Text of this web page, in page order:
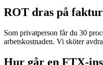
ROT dras på
Som privatperson får du 30
arbetskostnaden. Vi sköter
Hur går en FTX-